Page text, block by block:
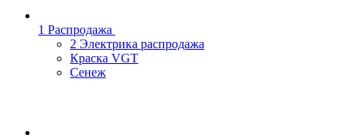
1 Распродажа
2 Электрика распродажа
Краска VGT
Сенеж